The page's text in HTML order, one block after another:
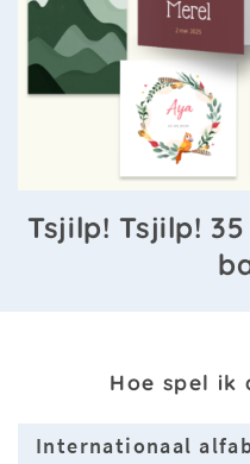
Tsjilp! Tsjilp!
Hoe spel ik
Internationaal